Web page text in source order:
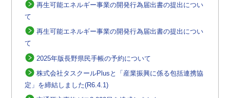
再生可能エネルギー事業の開発行為届出書の提出につい
て
再生可能エネルギー事業の開発行為届出書の提出につい
て
2025年版長野県民手帳の予約について
株式会社タスクールPlusと「産業振興に係る包括連携協
定」を締結しました(R6.4.1)